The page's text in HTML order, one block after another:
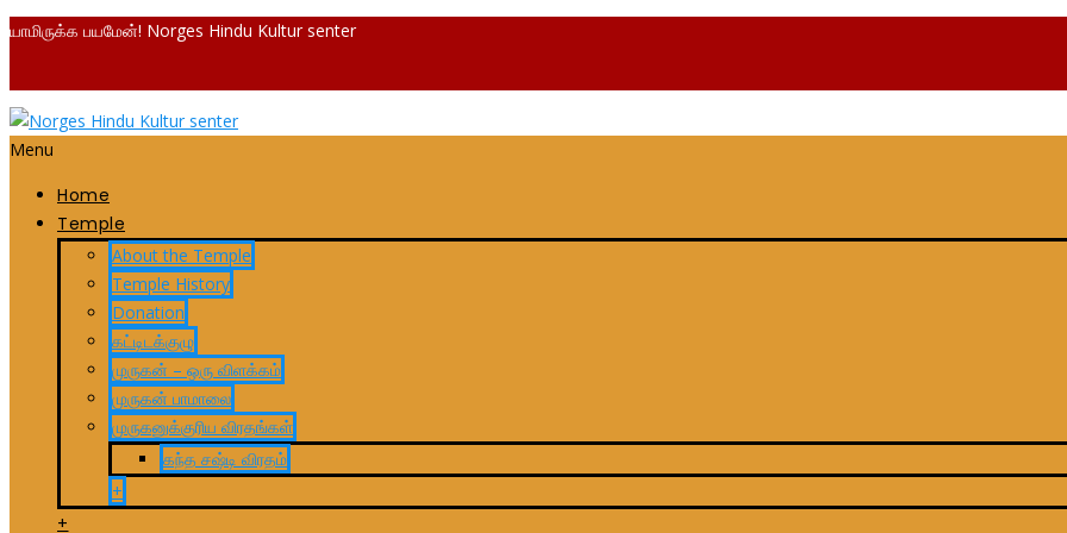
யாமிருக்க பயமேன்! Norges Hindu Kultur senter
Menu
Home
Temple
About the Temple
Temple History
Donation
கட்டிடக்குழு
முருகன் – ஒரு விளக்கம்
முருகன் பாமாலை
முருகனுக்குரிய விரதங்கள்
கந்த சஷ்டி விரதம்
+
+